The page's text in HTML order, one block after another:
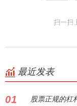
最近发表
01 股票正规的杠